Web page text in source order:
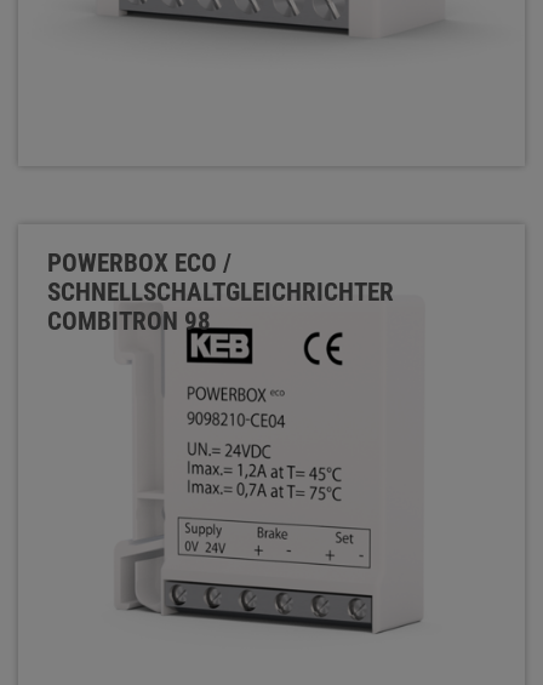
POWERBOX ECO /
SCHNELLSCHALTGLEICHRICHTER
COMBITRON 98